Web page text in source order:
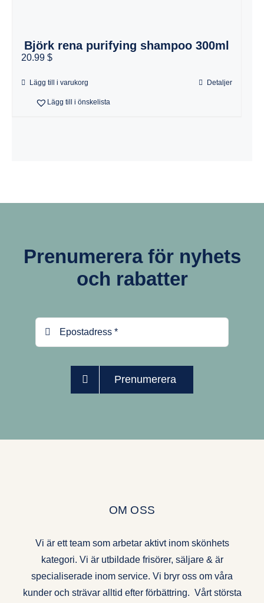
Björk rena purifying shampoo 300ml
20.99 $
Lägg till i varukorg Detaljer
Lägg till i önskelista
Prenumerera för nyhets
och rabatter
Prenumerera
OM OSS
Vi är ett team som arbetar aktivt inom skönhets
kategori. Vi är utbildade frisörer, säljare & är
specialiserade inom service. Vi bryr oss om våra
kunder och strävar alltid efter förbättring. Vårt största